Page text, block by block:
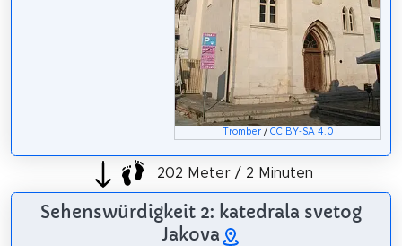
Tromber/ CC BY-SA 4.0
202 Meter / 2 Minuten
Sehenswürdigkeit 2: katedrala svetog
Jakova